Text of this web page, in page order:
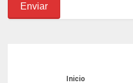
Inicio